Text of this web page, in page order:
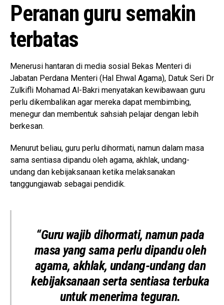
Peranan guru semakin
terbatas
Menerusi hantaran di media sosial Bekas Menteri di
Jabatan Perdana Menteri (Hal Ehwal Agama), Datuk Seri Dr
Zulkifli Mohamad Al-Bakri menyatakan kewibawaan guru
perlu dikembalikan agar mereka dapat membimbing,
menegur dan membentuk sahsiah pelajar dengan lebih
berkesan.
Menurut beliau, guru perlu dihormati, namun dalam masa
sama sentiasa dipandu oleh agama, akhlak, undang-
undang dan kebijaksanaan ketika melaksanakan
tanggungjawab sebagai pendidik.
“Guru wajib dihormati, namun pada
masa yang sama perlu dipandu oleh
agama, akhlak, undang-undang dan
kebijaksanaan serta sentiasa terbuka
untuk menerima teguran.